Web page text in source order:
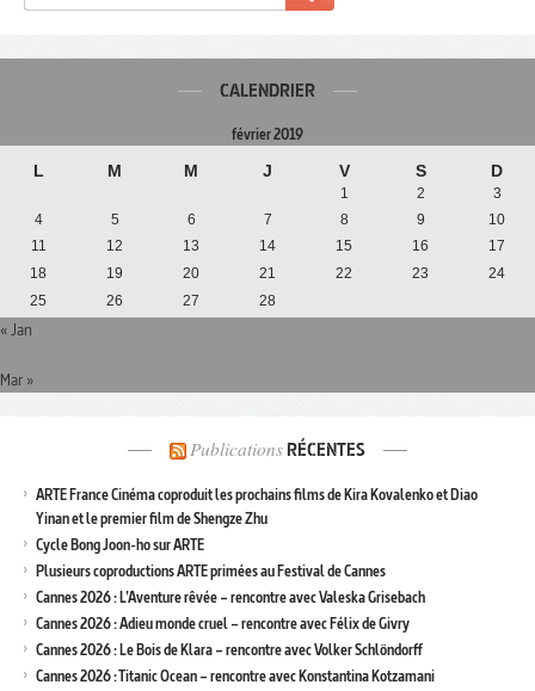
CALENDRIER
février 2019
L M M J V S D
1 2
3
4
5 6 7 8 9
10
11
12 13 14 15 16
17
18
19 20 21 22 23
24
25
26 27 28
« Jan
Mar »
Publications RÉCENTES
ARTE France Cinéma coproduit les prochains films de Kira Kovalenko et Diao
Yinan et le premier film de Shengze Zhu
Cycle Bong Joon-ho sur ARTE
Plusieurs coproductions ARTE primées au Festival de Cannes
Cannes 2026 : L’Aventure rêvée – rencontre avec Valeska Grisebach
Cannes 2026 : Adieu monde cruel – rencontre avec Félix de Givry
Cannes 2026 : Le Bois de Klara – rencontre avec Volker Schlöndorff
Cannes 2026 : Titanic Ocean – rencontre avec Konstantina Kotzamani